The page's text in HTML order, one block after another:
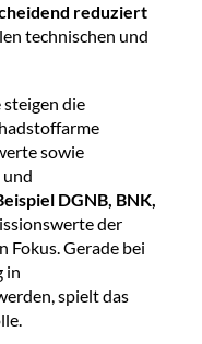
reduziert
technischen und
die
sowie
DGNB, BNK,
der
Fokus. Gerade bei
in
spielt das